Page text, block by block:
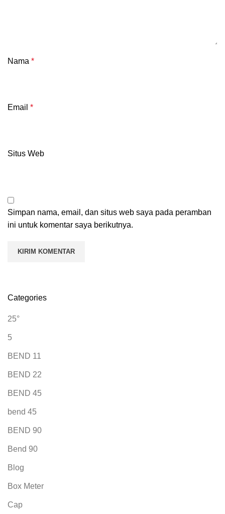
Nama *
Email *
Situs Web
Simpan nama, email, dan situs web saya pada peramban
ini untuk komentar saya berikutnya.
Categories
25°
5
BEND 11
BEND 22
BEND 45
bend 45
BEND 90
Bend 90
Blog
Box Meter
Cap